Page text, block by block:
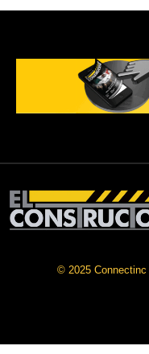
© 2025 Connectinc